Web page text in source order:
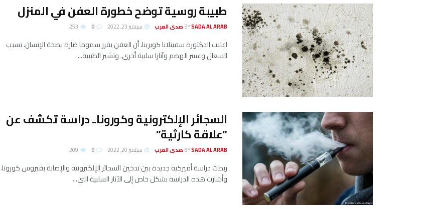
طبيبة روسية توضح خطورة العفن في المنزل
BYSADA AL ARAB صدى العرب سبتمبر 23, 2022
اعلنت الدكتورة سفيتلانا كوبرينا، أن العفن يفرز سموما ضارة بصحة الإنسان، تسبب
السعال وعسر الهضم وآثارا سلبية أخرى. وتشير الطبيبة...
السجائر الإلكترونية وكورونا.. دراسة تكشف عن
“علاقة كارثية”
BYSADA AL ARAB صدى العرب سبتمبر 20, 2022
ربطت دراسة أميركية جديدة بين تدخين السجائر الإلكترونية والإصابة بفيروس كورونا.
وأشارت هذه الدراسة بشكل خاص إلى الآثار السلبية التي...